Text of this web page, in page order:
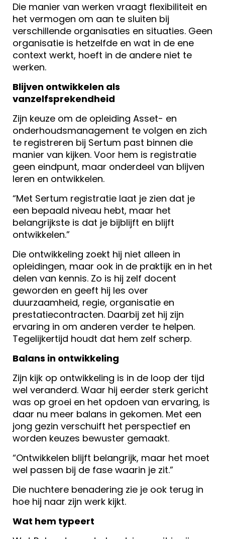
Die manier van werken vraagt flexibiliteit en
het vermogen om aan te sluiten bij
verschillende organisaties en situaties. Geen
organisatie is hetzelfde en wat in de ene
context werkt, hoeft in de andere niet te
werken.
Blijven ontwikkelen als
vanzelfsprekendheid
Zijn keuze om de opleiding Asset- en
onderhoudsmanagement te volgen en zich
te registreren bij Sertum past binnen die
manier van kijken. Voor hem is registratie
geen eindpunt, maar onderdeel van blijven
leren en ontwikkelen.
“Met Sertum registratie laat je zien dat je
een bepaald niveau hebt, maar het
belangrijkste is dat je bijblijft en blijft
ontwikkelen.”
Die ontwikkeling zoekt hij niet alleen in
opleidingen, maar ook in de praktijk en in het
delen van kennis. Zo is hij zelf docent
geworden en geeft hij les over
duurzaamheid, regie, organisatie en
prestatiecontracten. Daarbij zet hij zijn
ervaring in om anderen verder te helpen.
Tegelijkertijd houdt dat hem zelf scherp.
Balans in ontwikkeling
Zijn kijk op ontwikkeling is in de loop der tijd
wel veranderd. Waar hij eerder sterk gericht
was op groei en het opdoen van ervaring, is
daar nu meer balans in gekomen. Met een
jong gezin verschuift het perspectief en
worden keuzes bewuster gemaakt.
“Ontwikkelen blijft belangrijk, maar het moet
wel passen bij de fase waarin je zit.”
Die nuchtere benadering zie je ook terug in
hoe hij naar zijn werk kijkt.
Wat hem typeert